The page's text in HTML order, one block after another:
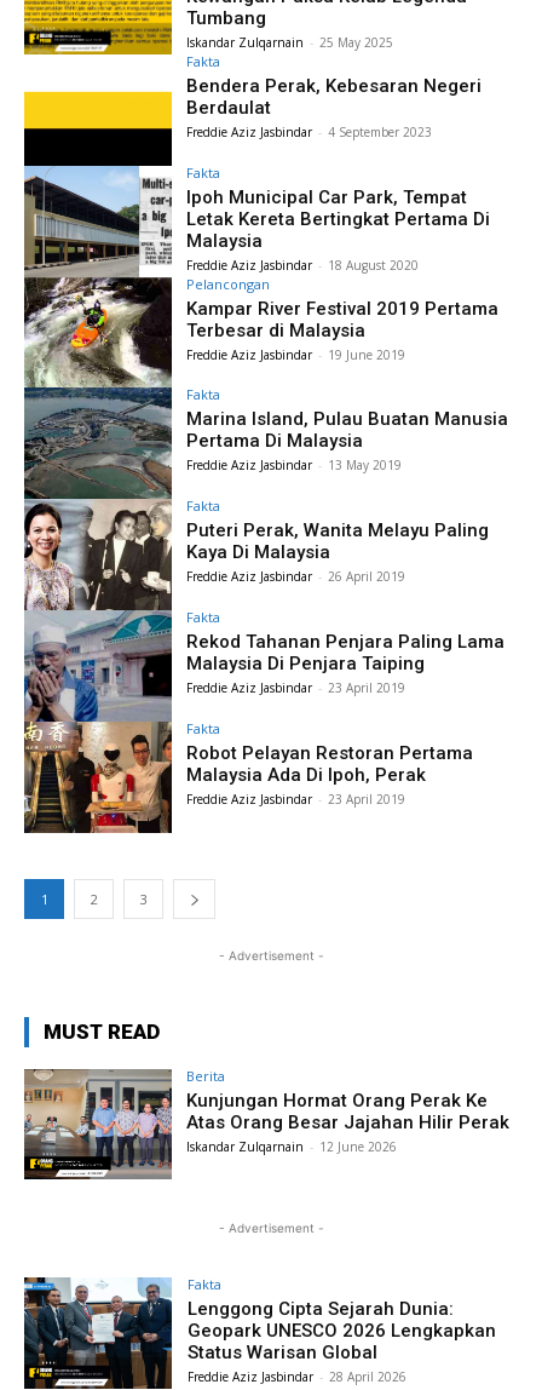
Tumbang
Iskandar Zulqarnain - 25 May 2025
Fakta
Bendera Perak, Kebesaran Negeri
Berdaulat
Freddie Aziz Jasbindar - 4 September 2023
Fakta
Ipoh Municipal Car Park, Tempat
Letak Kereta Bertingkat Pertama Di
Malaysia
Freddie Aziz Jasbindar - 18 August 2020
Pelancongan
Kampar River Festival 2019 Pertama
Terbesar di Malaysia
Freddie Aziz Jasbindar - 19 June 2019
Fakta
Marina Island, Pulau Buatan Manusia
Pertama Di Malaysia
Freddie Aziz Jasbindar - 13 May 2019
Fakta
Puteri Perak, Wanita Melayu Paling
Kaya Di Malaysia
Freddie Aziz Jasbindar - 26 April 2019
Fakta
Rekod Tahanan Penjara Paling Lama
Malaysia Di Penjara Taiping
Freddie Aziz Jasbindar - 23 April 2019
Fakta
Robot Pelayan Restoran Pertama
Malaysia Ada Di Ipoh, Perak
Freddie Aziz Jasbindar - 23 April 2019
1 2 3
- Advertisement -
MUST READ
Berita
Kunjungan Hormat Orang Perak Ke
Atas Orang Besar Jajahan Hilir Perak
Iskandar Zulqarnain - 12 June 2026
- Advertisement -
Fakta
Lenggong Cipta Sejarah Dunia:
Geopark UNESCO 2026 Lengkapkan
Status Warisan Global
Freddie Aziz Jasbindar - 28 April 2026